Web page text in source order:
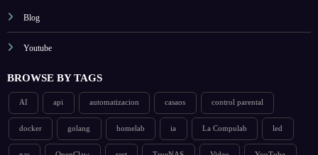
Blog
Youtube
BROWSE BY TAGS
AI api automatizacion casaos control parental
docker golang homelab ia La Compulab led